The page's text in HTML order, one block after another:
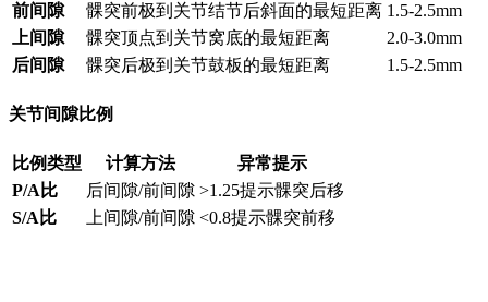
前间隙 髁突前极到关节结节后斜面的最短距离 1.5-2.5mm
上间隙
髁突顶点到关节窝底的最短距离
2.0-3.0mm
后间隙
髁突后极到关节鼓板的最短距离 1.5-2.5mm
关节间隙比例
比例类型 计算方法
异常提示
P/A比
后间隙/前间隙 >1.25提示髁突后移
S/A比
上间隙/前间隙 <0.8提示髁突前移